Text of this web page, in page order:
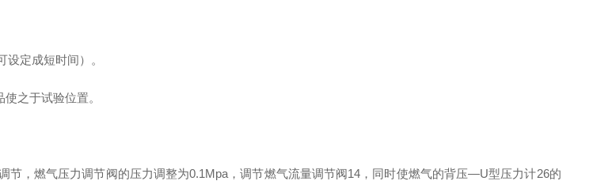
定成短时间）。
之于试验位置。
，燃气压力调节阀的压力调整为0.1Mpa，调节燃气流量调节阀14，同时使燃气的背压—U型压力计26的